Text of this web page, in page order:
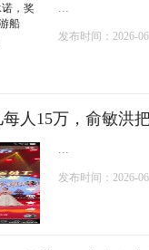
...
发布时间：2026-
人15万，俞敏洪
...
发布时间：2026-